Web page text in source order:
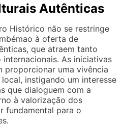
Autênticas
Histórico não se restringe
à oferta de
que atraem tanto
As iniciativas
proporcionar uma vivência
instigando um interesse
que dialoguem com a
à valorização dos
fundamental para o